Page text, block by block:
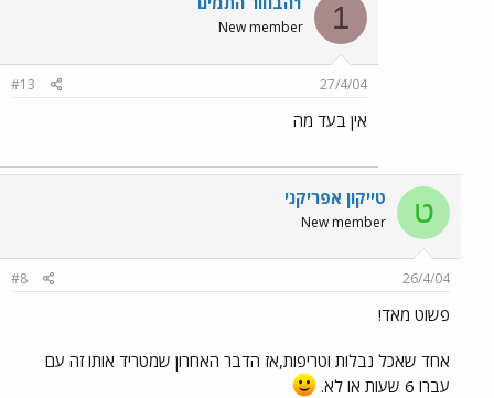
1
New member
27/4/04
#13
אין בעד מה
ט טייקון אפריקני
New member
26/4/04
#8
פשוט מאד!
אחד שאכל נבלות וטריפות,אז הדבר האחרון שמטריד אותו זה עם
עברו 6 שעות או לא.